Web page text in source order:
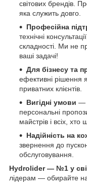
світових брендів.
яка служить довго.
Професійна
технічні
складності. Ми не
ваші задачі!
Для бізнесу та
ефективні рішення
приватних клієнтів.
Вигідні умови —
персональні
майстрів і всіх, хто
Надійність на
звернення до
обслуговування.
Hydrolider — №1 у
лідерам — обирайте